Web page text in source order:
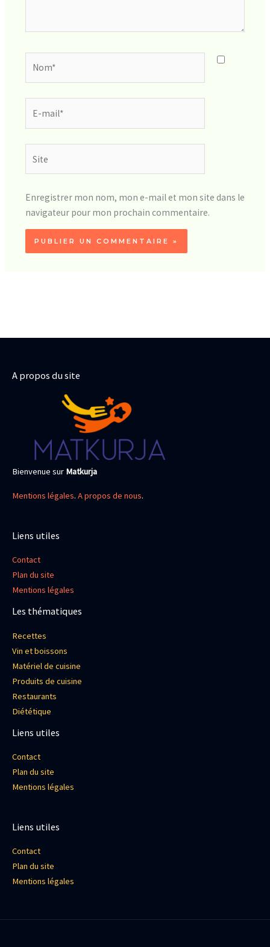
mail*
Enregistrer mon nom, mon e-mail et mon site dans le
navigateur pour mon prochain commentaire.
A propos du site
Bienvenue sur Matkurja
Mentions légales. A propos de nous.
Liens utiles
Contact
Plan du site
Mentions légales
Les thématiques
Recettes
Vin et boissons
Matériel de cuisine
Produits de cuisine
Restaurants
Diététique
Liens utiles
Contact
Plan du site
Mentions légales
Liens utiles
Contact
Plan du site
Mentions légales